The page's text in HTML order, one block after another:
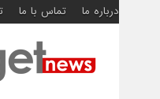
درباره ما تماس با ما